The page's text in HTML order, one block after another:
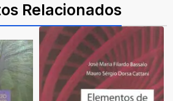
Relacionados